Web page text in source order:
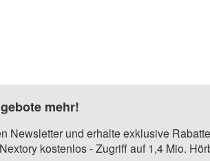
mehr!
Newsletter und erhalte exklusive
kostenlos - Zugriff auf 1,4 Mio.